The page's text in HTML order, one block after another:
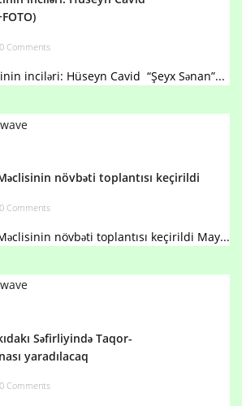
0 Comments
inciləri: Hüseyn Cavid “Şeyx Sənan”...
növbəti toplantısı keçirildi
0 Comments
növbəti toplantısı keçirildi May...
Səfirliyində Taqor-
yaradılacaq
0 Comments